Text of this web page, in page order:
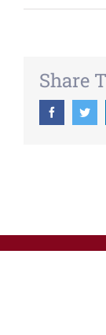
Share
Facebook